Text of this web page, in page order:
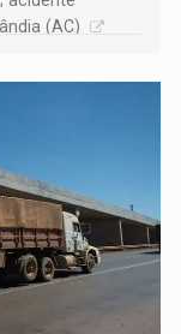
(AC)